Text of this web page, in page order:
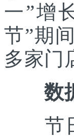
一”增
节”期
多家门
数据
节日